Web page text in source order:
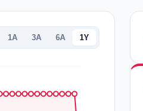
1A 3A 6A 1Y